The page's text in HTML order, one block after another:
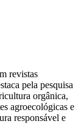
revistas
pela pesquisa
orgânica,
agroecológicas e
responsável e